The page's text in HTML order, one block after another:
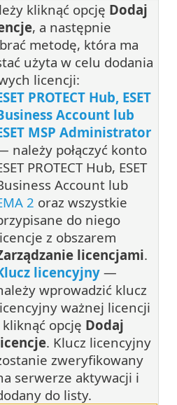
kliknąć opcję Dodaj
, a następnie
metodę, która ma
użyta w celu dodania
licencji:
PROTECT Hub, ESET
Account lub
MSP Administrator
należy połączyć konto
PROTECT Hub, ESET
Account lub
2 oraz wszystkie
do niego
z obszarem
licencjami.
licencyjny —
wprowadzić klucz
ważnej licencji
kliknąć opcję Dodaj
. Klucz licencyjny
zweryfikowany
serwerze aktywacji i
do listy.